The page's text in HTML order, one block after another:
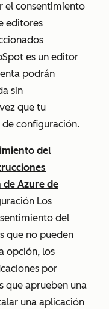
el consentimiento
editores
es un editor
podrán
sin
que tu
configuración.
del
Azure de
Los
del
que no pueden
opción, los
por
que aprueben una
una aplicación